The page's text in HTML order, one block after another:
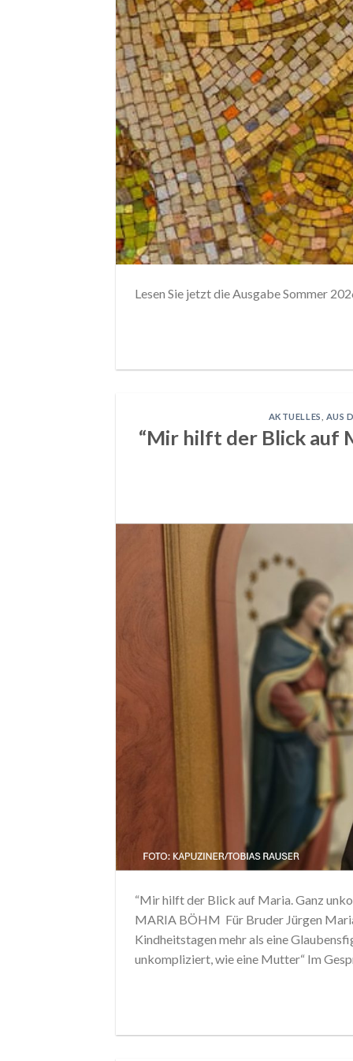
Lesen Sie jetzt die Ausgabe Sommer
AKTUELLES AUS
“Mir hilft der Blick auf
“Mir hilft der Blick auf Maria. Ganz
MARIA BÖHM Für Bruder Jürgen
Kindheitstagen mehr als eine
unkompliziert, wie eine Mutter“ Im